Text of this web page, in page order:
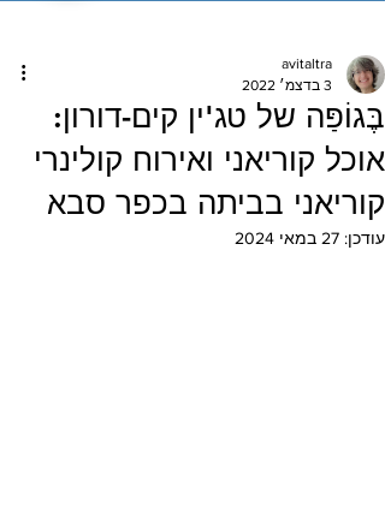
בֶּגוֹפַּה של טג'ין קים-דורון:
אוכל קוריאני ואירוח קולינרי
קוריאני בביתה בכפר סבא
avitaltra
3 בדצמ׳ 2022
עודכן: 27 במאי 2024